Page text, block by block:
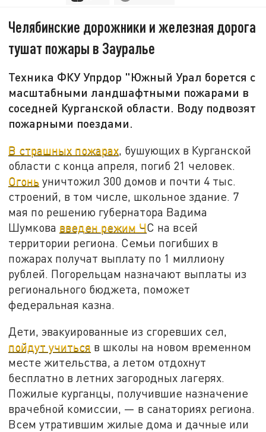
Челябинские дорожники и железная дорога
тушат пожары в Зауралье
Техника ФКУ Упрдор "Южный Урал борется с
масштабными ландшафтными пожарами в
соседней Курганской области. Воду подвозят
пожарными поездами.
В страшных пожарах, бушующих в Курганской
области с конца апреля, погиб 21 человек.
Огонь уничтожил 300 домов и почти 4 тыс.
строений, в том числе, школьное здание. 7
мая по решению губернатора Вадима
Шумкова введен режим ЧС на всей
территории региона. Семьи погибших в
пожарах получат выплату по 1 миллиону
рублей. Погорельцам назначают выплаты из
регионального бюджета, поможет
федеральная казна.
Дети, эвакуированные из сгоревших сел,
пойдут учиться в школы на новом временном
месте жительства, а летом отдохнут
бесплатно в летних загородных лагерях.
Пожилые курганцы, получившие назначение
врачебной комиссии, — в санаториях региона.
Всем утратившим жилые дома и дачные или